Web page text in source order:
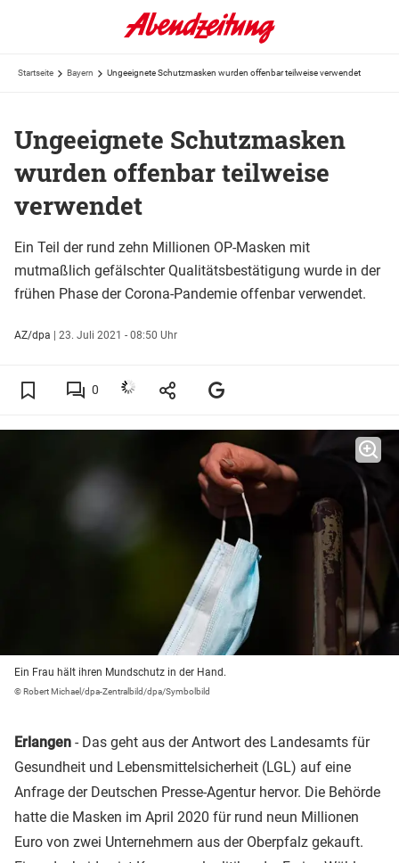
Startseite Bayern Ungeeignete Schutzmasken wurden offenbar teilweise verwendet
Ungeeignete Schutzmasken
wurden offenbar teilweise
verwendet
Ein Teil der rund zehn Millionen OP-Masken mit
mutmaßlich gefälschter Qualitätsbestätigung wurde in der
frühen Phase der Corona-Pandemie offenbar verwendet.
AZ/dpa | 23. Juli 2021 - 08:50 Uhr
0
Ein Frau hält ihren Mundschutz in der Hand.
© Robert Michael/dpa-Zentralbild/dpa/Symbolbild
Erlangen - Das geht aus der Antwort des Landesamts für
Gesundheit und Lebensmittelsicherheit (LGL) auf eine
Anfrage der Deutschen Presse-Agentur hervor. Die Behörde
hatte die Masken im April 2020 für rund neun Millionen
Euro von zwei Unternehmern aus der Oberpfalz gekauft.